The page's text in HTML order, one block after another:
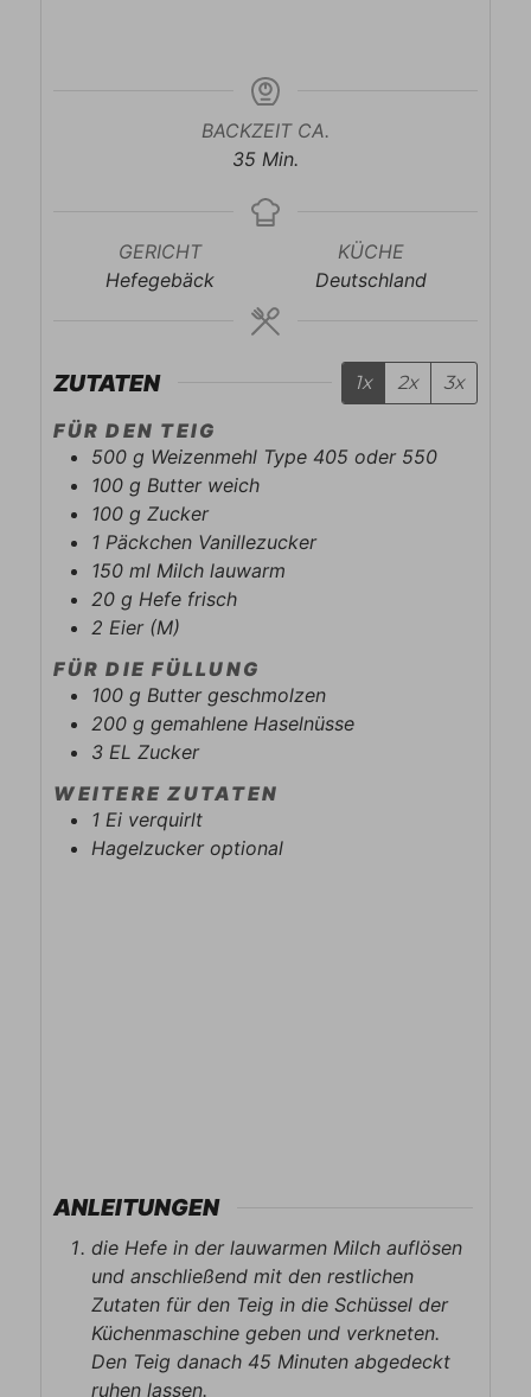
BACKZEIT CA.
35Minuten
Min.
GERICHT
Hefegebäck
KÜCHE
Deutschland
ZUTATEN 1x 2x 3x
FÜR DEN TEIG
500 g Weizenmehl Type 405 oder 550
100 g Butter weich
100 g Zucker
1 Päckchen Vanillezucker
150 ml Milch lauwarm
20 g Hefe frisch
2 Eier (M)
FÜR DIE FÜLLUNG
100 g Butter geschmolzen
200 g gemahlene Haselnüsse
3 EL Zucker
WEITERE ZUTATEN
1 Ei verquirlt
Hagelzucker optional
ANLEITUNGEN
die Hefe in der lauwarmen Milch auflösen
und anschließend mit den restlichen
Zutaten für den Teig in die Schüssel der
Küchenmaschine geben und verkneten.
Den Teig danach 45 Minuten abgedeckt
ruhen lassen.